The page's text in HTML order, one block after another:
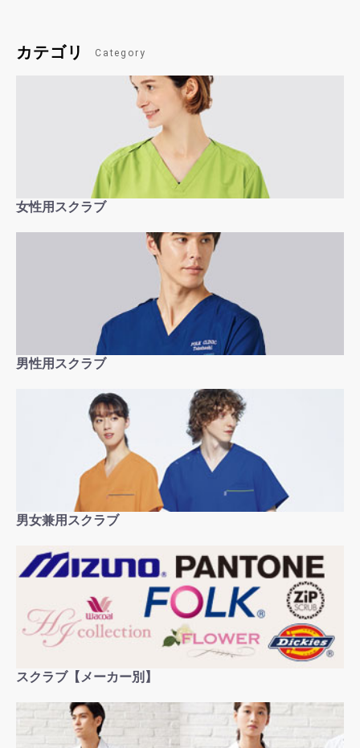
お買い物を続ける カートへ進む
カテゴリ Category
女性用スクラブ
男性用スクラブ
男女兼用スクラブ
スクラブ【メーカー別】